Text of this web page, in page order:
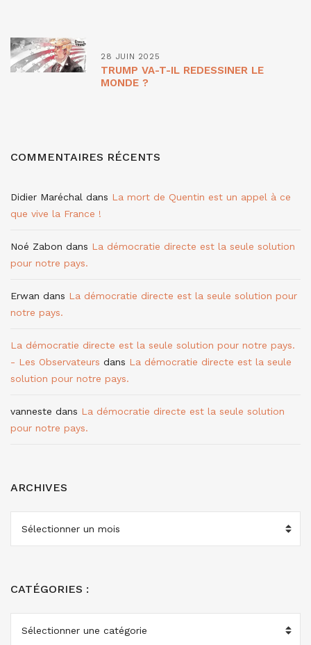
28 JUIN 2025
TRUMP VA-T-IL REDESSINER LE
MONDE ?
COMMENTAIRES RÉCENTS
Didier Maréchal dans La mort de Quentin est un appel à ce
que vive la France !
Noé Zabon dans La démocratie directe est la seule solution
pour notre pays.
Erwan dans La démocratie directe est la seule solution pour
notre pays.
La démocratie directe est la seule solution pour notre pays.
- Les Observateurs dans La démocratie directe est la seule
solution pour notre pays.
vanneste dans La démocratie directe est la seule solution
pour notre pays.
ARCHIVES
CATÉGORIES :